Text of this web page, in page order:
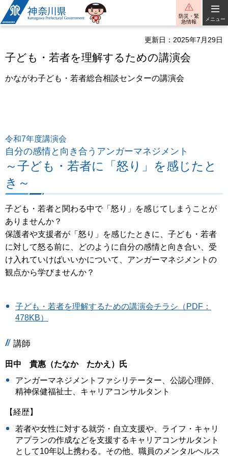
神奈川県
防災・緊
急情報
メニュー
更新日：2025年7月29日
子ども・若者を理解するための講演会
かながわ子ども・若者総合相談センターの講演会
令和7年度講演会
自分の感情と向き合うアンガーマネジメント
～子ども・若者に「怒り」を感じたと
き～
子ども・若者と関わる中で「怒り」を感じてしまうことが
ありませんか？
保護者や支援者が「怒り」を感じたときに、子ども・若者
に対して怒る前に、どのように自分の感情と向き合い、受
け入れていけばいいかについて、アンガーマネジメントの
観点から学びませんか？
子ども・若者を理解するための講演会チラシ（PDF：
478KB）
講師
田中 貴惠（たなか たかえ）氏
アンガーマネジメントファシリテーター、公認心理師、
精神保健福祉士、キャリアコンサルタント
【経歴】
若者や女性に対する就労・自立支援や、ライフ・キャリ
アプランの作成などを支援するキャリアコンサルタント
として10年以上携わる。その他、職員のメンタルヘルス